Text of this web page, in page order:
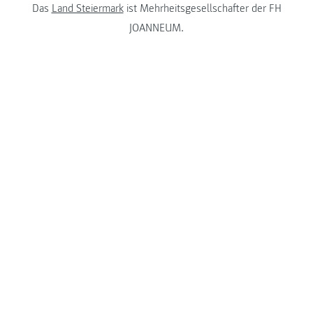
Das Land Steiermarkist Mehrheitsgesellschafter der FH
JOANNEUM.